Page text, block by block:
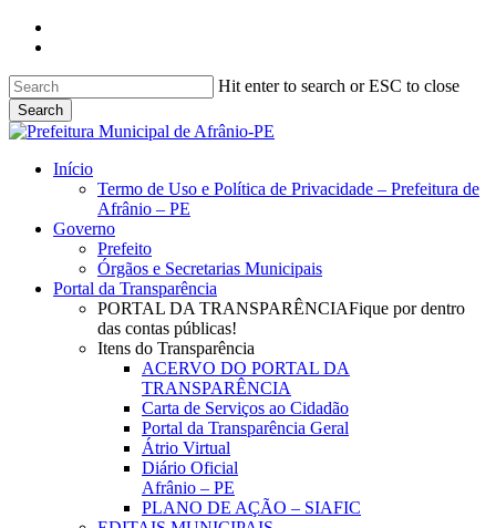
Skip
content
Hit enter to search or ESC to close
Search
Close
search
Menu
Início
Termo de Uso e Política de Privacidade – Prefeitura de
Afrânio – PE
Governo
Prefeito
Órgãos e Secretarias Municipais
Portal da Transparência
PORTAL DA TRANSPARÊNCIAFique por dentro
das contas públicas!
Itens do Transparência
ACERVO DO PORTAL DA
TRANSPARÊNCIA
Carta de Serviços ao Cidadão
Portal da Transparência Geral
Átrio Virtual
Diário Oficial
Afrânio – PE
PLANO DE AÇÃO – SIAFIC